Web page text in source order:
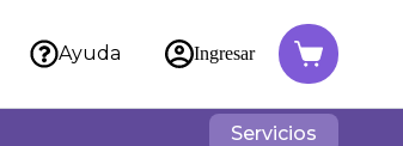
Ayuda Ingresar
Servicios